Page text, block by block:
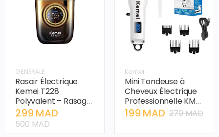
GENERALE
Rasoir Électrique
Kemei T228
Polyvalent – Rasage
de Tête Chauve et
Rasoir à Barbe,
Écran LED, Aste
299 MAD
500 MAD
Kemei
Mini Tondeuse à
Cheveux Électrique
Professionnelle KM-
232
199 MAD 270 MAD